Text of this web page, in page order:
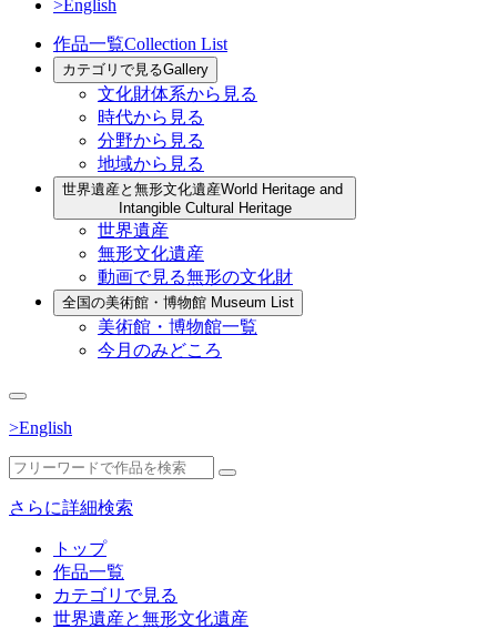
>English
作品一覧Collection List
カテゴリで見るGallery
文化財体系から見る
時代から見る
分野から見る
地域から見る
世界遺産と無形文化遺産World Heritage and
Intangible Cultural Heritage
世界遺産
無形文化遺産
動画で見る無形の文化財
全国の美術館・博物館 Museum List
美術館・博物館一覧
今月のみどころ
>English
さらに詳細検索
トップ
作品一覧
カテゴリで見る
世界遺産と無形文化遺産